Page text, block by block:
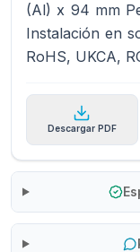
(Al) x 94 mm
Instalación en
RoHS, UKCA,
Descargar PDF